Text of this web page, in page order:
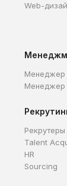
Web-
Менеджер
Менеджер
Рекрутеры
Talent
HR
Sourcing